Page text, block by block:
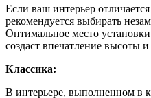
Если ваш интерьер
рекомендуется выбирать
Оптимальное место
создаст впечатление высоты и
Классика:
В интерьере, выполненном в